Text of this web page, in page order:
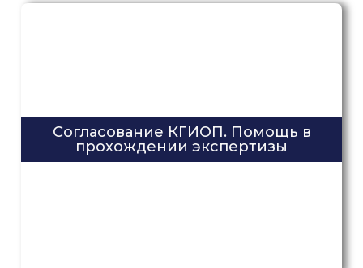
Согласование КГИОП. Помощь в
прохождении экспертизы